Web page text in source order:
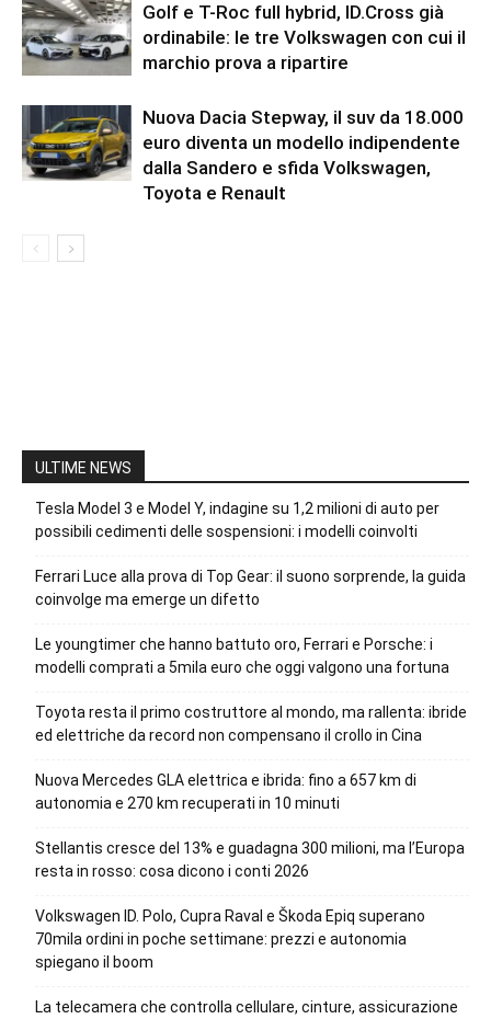
Golf e T-Roc full hybrid, ID.Cross già
ordinabile: le tre Volkswagen con cui il
marchio prova a ripartire
Nuova Dacia Stepway, il suv da 18.000
euro diventa un modello indipendente
dalla Sandero e sfida Volkswagen,
Toyota e Renault
ULTIME NEWS
Tesla Model 3 e Model Y, indagine su 1,2 milioni di auto per
possibili cedimenti delle sospensioni: i modelli coinvolti
Ferrari Luce alla prova di Top Gear: il suono sorprende, la guida
coinvolge ma emerge un difetto
Le youngtimer che hanno battuto oro, Ferrari e Porsche: i
modelli comprati a 5mila euro che oggi valgono una fortuna
Toyota resta il primo costruttore al mondo, ma rallenta: ibride
ed elettriche da record non compensano il crollo in Cina
Nuova Mercedes GLA elettrica e ibrida: fino a 657 km di
autonomia e 270 km recuperati in 10 minuti
Stellantis cresce del 13% e guadagna 300 milioni, ma l’Europa
resta in rosso: cosa dicono i conti 2026
Volkswagen ID. Polo, Cupra Raval e Škoda Epiq superano
70mila ordini in poche settimane: prezzi e autonomia
spiegano il boom
La telecamera che controlla cellulare, cinture, assicurazione